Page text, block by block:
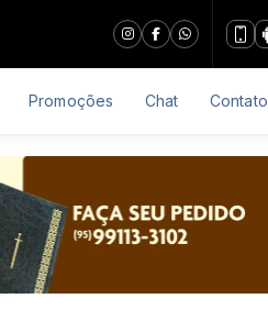
Promoções Chat Contato